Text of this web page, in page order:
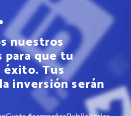
nuestros
para que tu
Tus
inversión serán